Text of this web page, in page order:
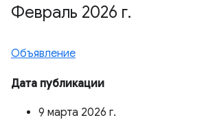
Февраль 2026 г.
Объявление
Дата публикации
9 марта 2026 г.